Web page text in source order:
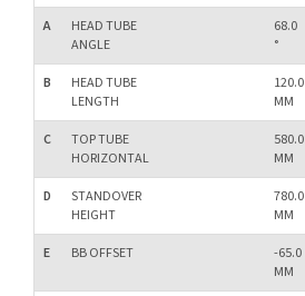
A
HEAD TUBE
ANGLE
68.0
°
B
HEAD TUBE
LENGTH
120.0
MM
C
TOP TUBE
HORIZONTAL
580.0
MM
D
STANDOVER
HEIGHT
780.0
MM
E
BB OFFSET
-65.0
MM